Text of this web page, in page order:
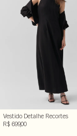
Vestido Detalhe Recortes
R$ 699,00